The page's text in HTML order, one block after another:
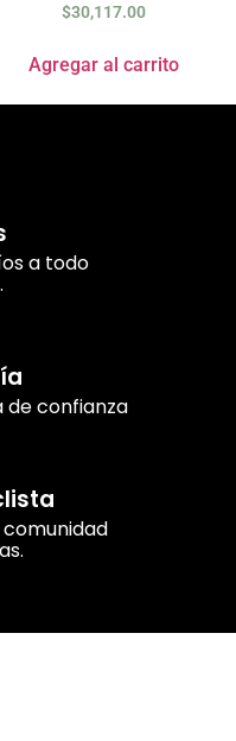
$30,117.00
Agregar al carrito
a todo
confianza